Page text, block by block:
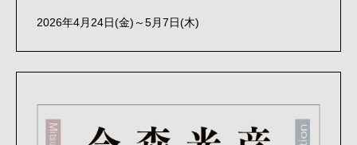
2026年4月24日(金)～5月7日(木)